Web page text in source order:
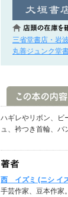
三省堂書店・岩
丸善ジュンク堂
ハギレやリボン、ビ
ュ、衿つき首輪、
西 イズミ (ニシ イ
手芸作家、豆本作家